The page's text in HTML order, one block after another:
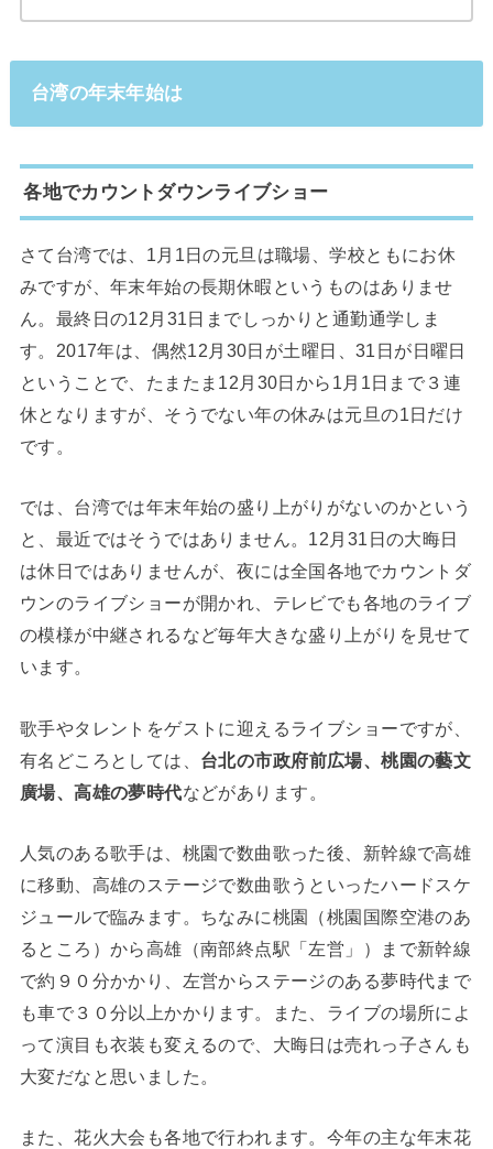
台湾の年末年始は
各地でカウントダウンライブショー
さて台湾では、1月1日の元旦は職場、学校ともにお休
みですが、年末年始の長期休暇というものはありませ
ん。最終日の12月31日までしっかりと通勤通学しま
す。2017年は、偶然12月30日が土曜日、31日が日曜日
ということで、たまたま12月30日から1月1日まで３連
休となりますが、そうでない年の休みは元旦の1日だけ
です。
では、台湾では年末年始の盛り上がりがないのかという
と、最近ではそうではありません。12月31日の大晦日
は休日ではありませんが、夜には全国各地でカウントダ
ウンのライブショーが開かれ、テレビでも各地のライブ
の模様が中継されるなど毎年大きな盛り上がりを見せて
います。
歌手やタレントをゲストに迎えるライブショーですが、
有名どころとしては、 台北の市政府前広場、桃園の藝文
廣場、高雄の夢時代などがあります。
人気のある歌手は、桃園で数曲歌った後、新幹線で高雄
に移動、高雄のステージで数曲歌うといったハードスケ
ジュールで臨みます。ちなみに桃園（桃園国際空港のあ
るところ）から高雄（南部終点駅「左営」）まで新幹線
で約９０分かかり、左営からステージのある夢時代まで
も車で３０分以上かかります。また、ライブの場所によ
って演目も衣装も変えるので、大晦日は売れっ子さんも
大変だなと思いました。
また、花火大会も各地で行われます。今年の主な年末花